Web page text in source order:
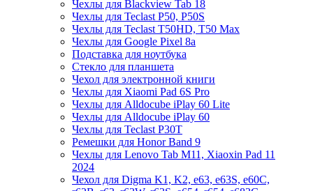
Чехлы для Blackview Tab 18
Чехлы для Teclast P50, P50S
Чехлы для Teclast T50HD, T50 Max
Чехлы для Google Pixel 8a
Подставка для ноутбука
Стекло для планшета
Чехол для электронной книги
Чехлы для Xiaomi Pad 6S Pro
Чехлы для Alldocube iPlay 60 Lite
Чехлы для Alldocube iPlay 60
Чехлы для Teclast P30T
Ремешки для Honor Band 9
Чехлы для Lenovo Tab M11, Xiaoxin Pad 11
2024
Чехол для Digma K1, K2, e63, e63S, e60C,